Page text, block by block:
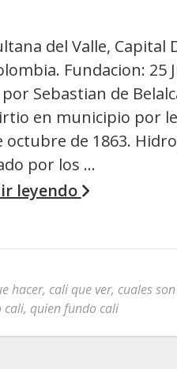
del Valle, Capital
Fundacion: 25
por Sebastian de
en municipio por
octubre de 1863.
por los …
leyendo
hacer, cali que ver, cuales
cali, quien fundo cali